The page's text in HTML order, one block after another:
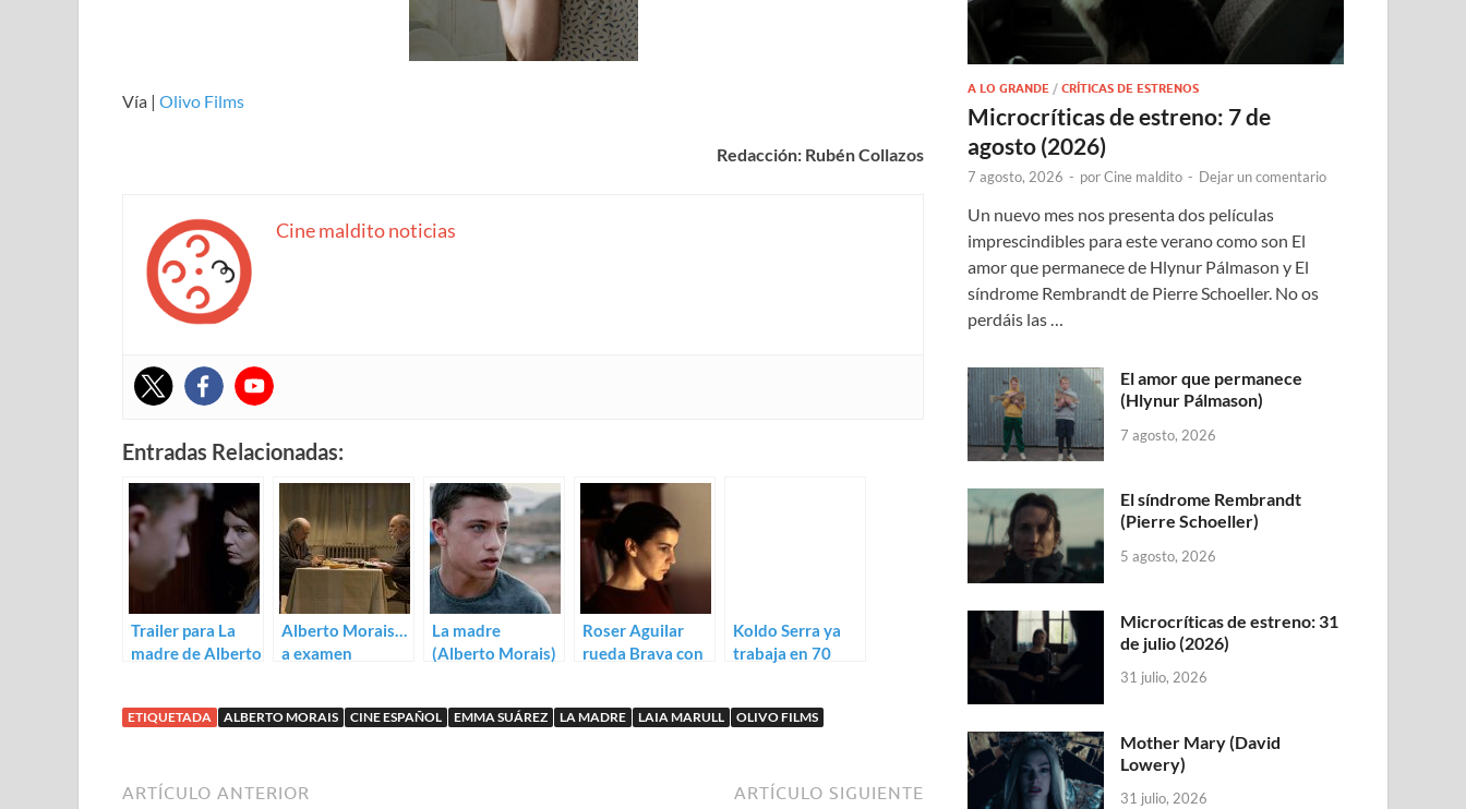
Vía | Olivo Films
Redacción: Rubén Collazos
Cine maldito noticias
Entradas Relacionadas:
Trailer para La
madre de Alberto
Alberto Morais…
a examen
La madre
(Alberto Morais)
Roser Aguilar
rueda Brava con
Koldo Serra ya
trabaja en 70
ETIQUETADA ALBERTO MORAIS CINE ESPAÑOL EMMA SUÁREZ LA MADRE LAIA MARULL OLIVO FILMS
ARTÍCULO ANTERIOR ARTÍCULO SIGUIENTE
A LO GRANDE /CRÍTICAS DE ESTRENOS
Microcríticas de estreno: 7 de
agosto (2026)
7 agosto, 2026 - porCine maldito - Dejar un comentario
Un nuevo mes nos presenta dos películas
imprescindibles para este verano como son El
amor que permanece de Hlynur Pálmason y El
síndrome Rembrandt de Pierre Schoeller. No os
perdáis las …
El amor que permanece
(Hlynur Pálmason)
7 agosto, 2026
El síndrome Rembrandt
(Pierre Schoeller)
5 agosto, 2026
Microcríticas de estreno: 31
de julio (2026)
31 julio, 2026
Mother Mary (David
Lowery)
31 julio, 2026